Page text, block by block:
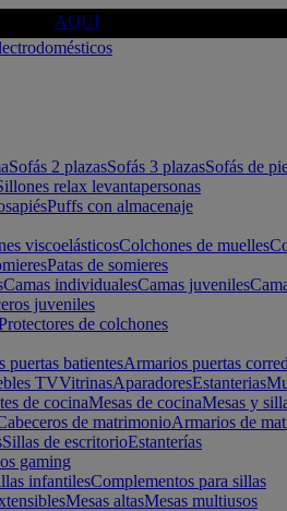
AQUÍ
Sofás 2 plazasSofás 3 plazasSofás de
relax levantapersonas
Puffs con almacenaje
viscoelásticosColchones de muelles
Patas de somieres
Camas individualesCamas juveniles
juveniles
de colchones
puertas batientesArmarios puertas
TVVitrinasAparadoresEstanterias
de cocinaMesas de cocinaMesas y
de matrimonioArmarios de
Sillas de escritorioEstanterías
gaming
infantilesComplementos para sillas
Mesas altasMesas multiusos